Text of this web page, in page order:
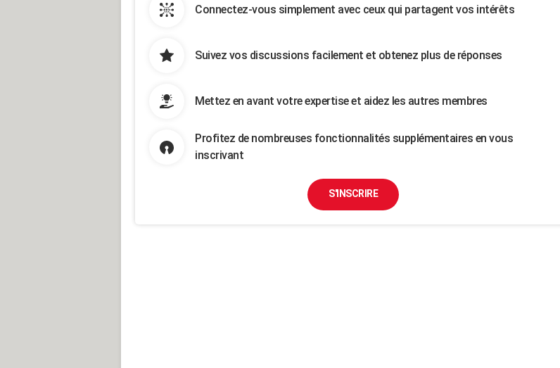
Connectez-vous simplement avec ceux qui partagent vos intérêts
Suivez vos discussions facilement et obtenez plus de réponses
Mettez en avant votre expertise et aidez les autres membres
Profitez de nombreuses fonctionnalités supplémentaires en vous
inscrivant
S'INSCRIRE